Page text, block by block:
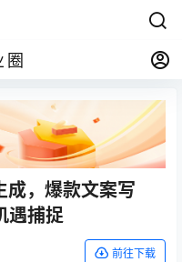
圈
成，爆款文案写
遇捕捉
前往下载